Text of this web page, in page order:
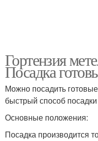
Гортензия
Посадка
Можно посадить
быстрый способ
Основные положения:
Посадка производится